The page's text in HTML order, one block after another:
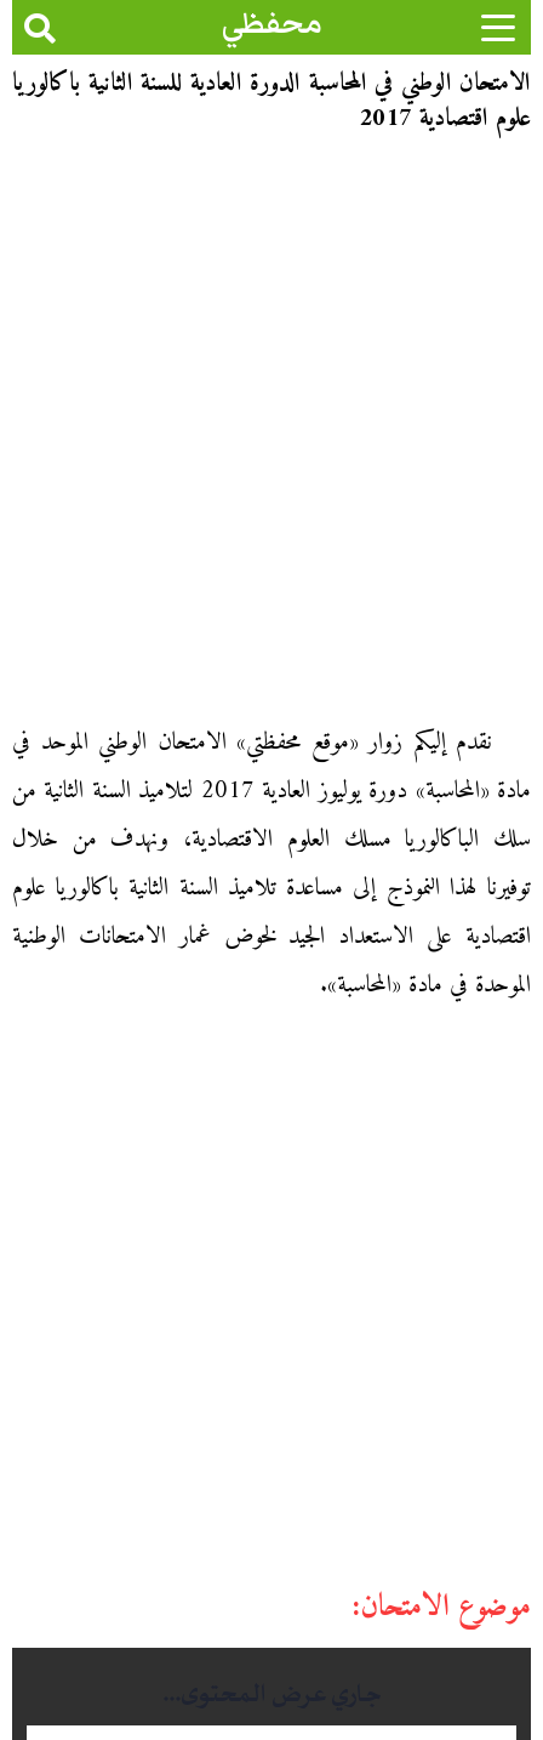
محفظي
الامتحان الوطني في المحاسبة الدورة العادية للسنة الثانية باكالوريا
علوم اقتصادية 2017
نقدم إليكم زوار «موقع محفظتي» الامتحان الوطني الموحد في
مادة «المحاسبة» دورة يوليوز العادية 2017 لتلاميذ السنة الثانية من
سلك الباكالوريا مسلك العلوم الاقتصادية، ونهدف من خلال
توفيرنا لهذا النموذج إلى مساعدة تلاميذ السنة الثانية باكالوريا علوم
اقتصادية على الاستعداد الجيد لخوض غمار الامتحانات الوطنية
الموحدة في مادة «المحاسبة».
موضوع الامتحان: